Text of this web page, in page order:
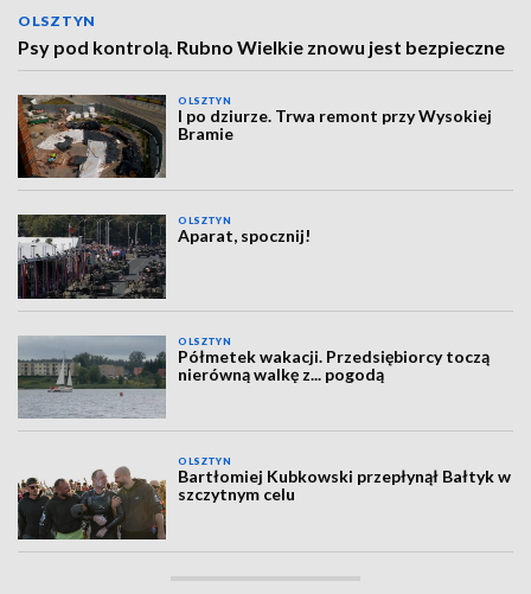
OLSZTYN
Psy pod kontrolą. Rubno Wielkie znowu jest bezpieczne
OLSZTYN
I po dziurze. Trwa remont przy Wysokiej
Bramie
OLSZTYN
Aparat, spocznij!
OLSZTYN
Półmetek wakacji. Przedsiębiorcy toczą
nierówną walkę z... pogodą
OLSZTYN
Bartłomiej Kubkowski przepłynął Bałtyk w
szczytnym celu